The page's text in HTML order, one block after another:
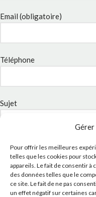
Gérer
Pour offrir les meilleures
telles que les cookies pour
appareils. Le fait de consentir
des données telles que le
ce site. Le fait de ne pas
un effet négatif sur certaines
Email (obligatoire)
Téléphone
Sujet
Message